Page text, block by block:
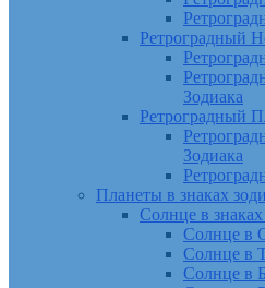
Ретроградный
Зодиака
Ретроградный
Зодиака
Планеты в знаках
Солнце в знаках
Солнце в
Солнце в
Солнце в